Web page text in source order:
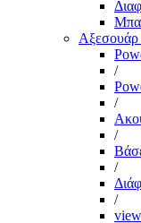
Αξεσουάρ
/
/
/
/
/